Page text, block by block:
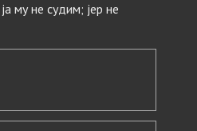
му не судим; јер не